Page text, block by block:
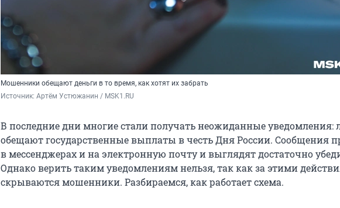
Мошенники обещают деньги в то время, как хотят их забрать
Источник: Артём Устюжанин / MSK1.RU
В последние дни многие стали получать неожиданные уведомления:
обещают государственные выплаты в честь Дня России. Сообщения
в мессенджерах и на электронную почту и выглядят достаточно
Однако верить таким уведомлениям нельзя, так как за этими
скрываются мошенники. Разбираемся, как работает схема.